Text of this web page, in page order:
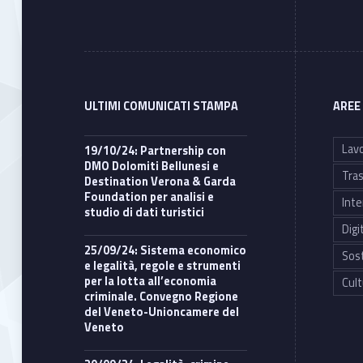
ULTIMI COMUNICATI STAMPA
19/10/24: Partnership con
DMO Dolomiti Bellunesi e
Destination Verona & Garda
Foundation per analisi e
studio di dati turistici
25/09/24: Sistema economico
e legalità, regole e strumenti
per la lotta all’economia
criminale. Convegno Regione
del Veneto-Unioncamere del
Veneto